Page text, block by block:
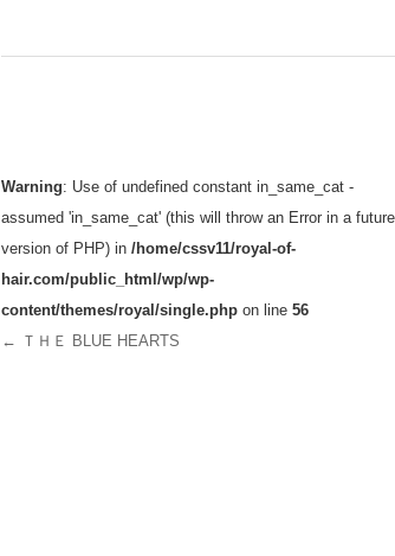
Warning: Use of undefined constant in_same_cat -
assumed 'in_same_cat' (this will throw an Error in a future
version of PHP) in /home/cssv11/royal-of-
hair.com/public_html/wp/wp-
content/themes/royal/single.php on line 56
← ＴＨＥ BLUE HEARTS